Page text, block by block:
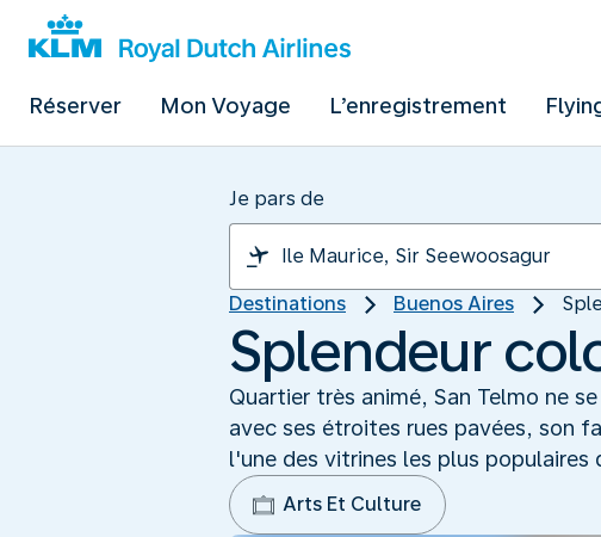
Réserver Mon Voyage L’enregistrement
Je pars de
Destinations Buenos Aires
Splendeur
Quartier très animé, San Telmo ne
avec ses étroites rues pavées, son
l'une des vitrines les plus populaires
Arts Et Culture